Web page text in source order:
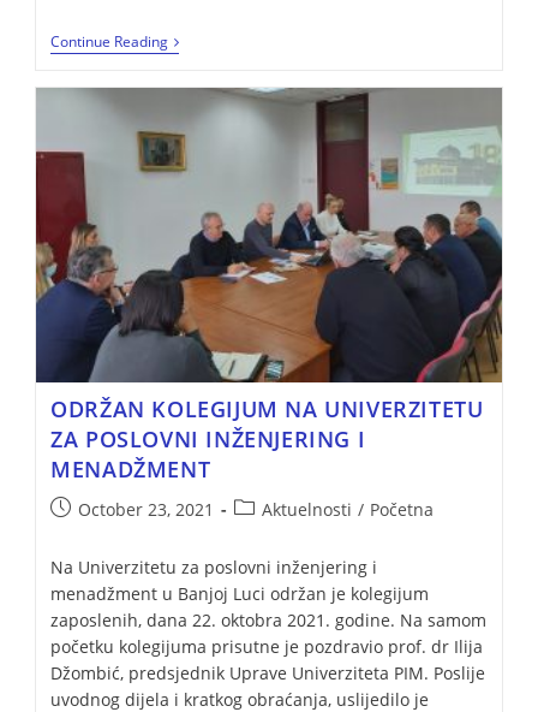
Continue Reading
ODRŽAN KOLEGIJUM NA UNIVERZITETU
ZA POSLOVNI INŽENJERING I
MENADŽMENT
October 23, 2021 Aktuelnosti / Početna
Na Univerzitetu za poslovni inženjering i
menadžment u Banjoj Luci održan je kolegijum
zaposlenih, dana 22. oktobra 2021. godine. Na samom
početku kolegijuma prisutne je pozdravio prof. dr Ilija
Džombić, predsjednik Uprave Univerziteta PIM. Poslije
uvodnog dijela i kratkog obraćanja, uslijedilo je